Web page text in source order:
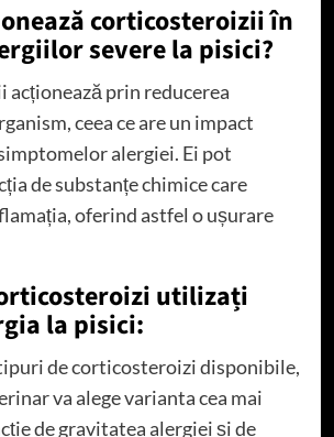
corticosteroizii în
severe la pisici?
prin reducerea
ceea ce are un impact
alergiei. Ei pot
de substanțe chimice care
oferind astfel o ușurare
utilizați
la pisici:
de corticosteroizi disponibile,
va alege varianta cea mai
de gravitatea alergiei și de